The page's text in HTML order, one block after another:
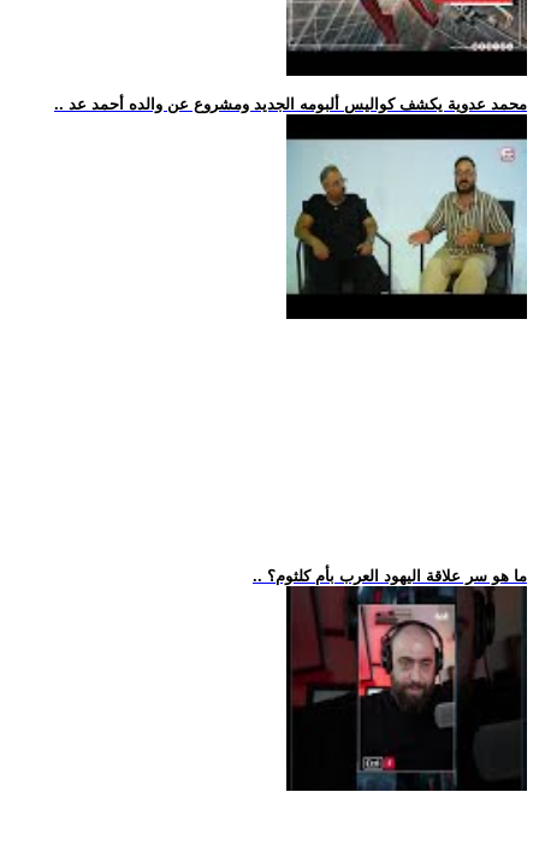
.. محمد عدوية يكشف كواليس ألبومه الجديد ومشروع عن والده أحمد عد
.. ما هو سر علاقة اليهود العرب بأم كلثوم؟